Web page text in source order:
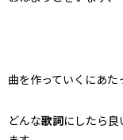
曲を作っていくにあ
どんな歌詞にしたら